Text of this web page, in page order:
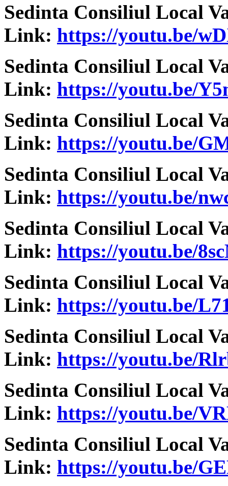
Sedinta Consiliul Local
Link: https://youtu.be/
Sedinta Consiliul Local
Link: https://youtu.be/
Sedinta Consiliul Local
Link: https://youtu.be/
Sedinta Consiliul Local
Link: https://youtu.be/
Sedinta Consiliul Local
Link: https://youtu.be/
Sedinta Consiliul Local
Link: https://youtu.be/
Sedinta Consiliul Local
Link: https://youtu.be/
Sedinta Consiliul Local
Link: https://youtu.be/
Sedinta Consiliul Local
Link: https://youtu.be/